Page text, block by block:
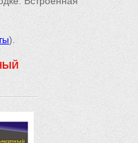
).